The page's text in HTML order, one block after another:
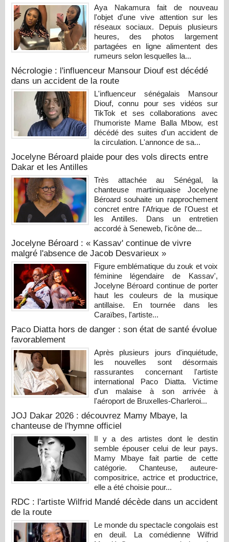
Aya Nakamura fait de nouveau
l'objet d'une vive attention sur les
réseaux sociaux. Depuis plusieurs
heures, des photos largement
partagées en ligne alimentent des
rumeurs selon lesquelles la...
Nécrologie : l'influenceur Mansour Diouf est décédé
dans un accident de la route
L'influenceur sénégalais Mansour
Diouf, connu pour ses vidéos sur
TikTok et ses collaborations avec
l'humoriste Mame Balla Mbow, est
décédé des suites d'un accident de
la circulation. L'annonce de sa...
Jocelyne Béroard plaide pour des vols directs entre
Dakar et les Antilles
Très attachée au Sénégal, la
chanteuse martiniquaise Jocelyne
Béroard souhaite un rapprochement
concret entre l'Afrique de l'Ouest et
les Antilles. Dans un entretien
accordé à Seneweb, l'icône de...
Jocelyne Béroard : « Kassav' continue de vivre
malgré l'absence de Jacob Desvarieux »
Figure emblématique du zouk et voix
féminine légendaire de Kassav',
Jocelyne Béroard continue de porter
haut les couleurs de la musique
antillaise. En tournée dans les
Caraïbes, l'artiste...
Paco Diatta hors de danger : son état de santé évolue
favorablement
Après plusieurs jours d'inquiétude,
les nouvelles sont désormais
rassurantes concernant l'artiste
international Paco Diatta. Victime
d'un malaise à son arrivée à
l'aéroport de Bruxelles-Charleroi...
JOJ Dakar 2026 : découvrez Mamy Mbaye, la
chanteuse de l'hymne officiel
Il y a des artistes dont le destin
semble épouser celui de leur pays.
Mamy Mbaye fait partie de cette
catégorie. Chanteuse, auteure-
compositrice, actrice et productrice,
elle a été choisie pour...
RDC : l'artiste Wilfrid Mandé décède dans un accident
de la route
Le monde du spectacle congolais est
en deuil. La comédienne Wilfrid